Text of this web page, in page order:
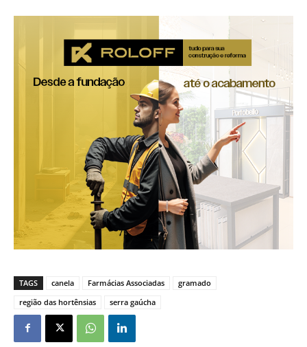
TAGS canela Farmácias Associadas
gramado
região das hortênsias
serra gaúcha